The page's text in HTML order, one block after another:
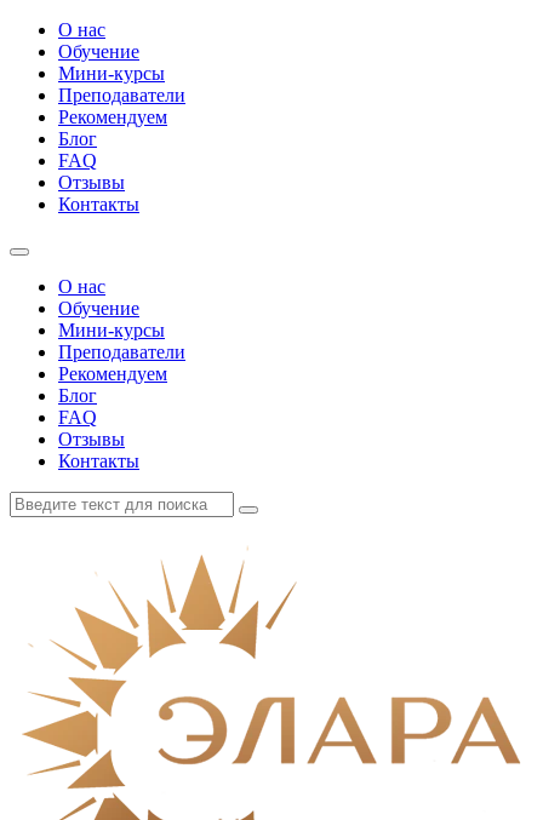
О нас
Обучение
Мини-курсы
Преподаватели
Рекомендуем
Блог
FAQ
Отзывы
Контакты
О нас
Обучение
Мини-курсы
Преподаватели
Рекомендуем
Блог
FAQ
Отзывы
Контакты